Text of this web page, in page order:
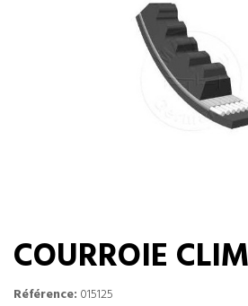
COURROIE
Référence: 015125